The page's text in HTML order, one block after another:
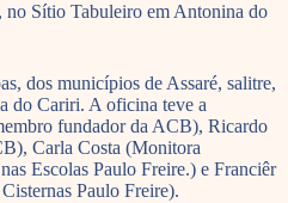
no Sítio Tabuleiro em Antonina do
dos municípios de Assaré, salitre,
do Cariri. A oficina teve a
fundador da ACB), Ricardo
Carla Costa (Monitora
Escolas Paulo Freire.) e Franciêr
Paulo Freire).